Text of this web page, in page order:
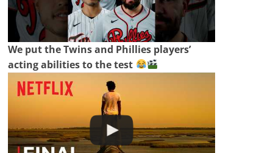
We put the Twins and Phillies players’
acting abilities to the test